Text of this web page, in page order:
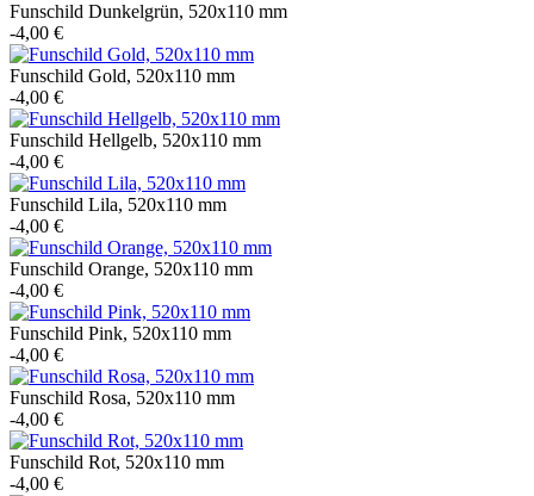
Funschild Dunkelgrün, 520x110 mm
-4,00 €
Funschild Gold, 520x110 mm
-4,00 €
Funschild Hellgelb, 520x110 mm
-4,00 €
Funschild Lila, 520x110 mm
-4,00 €
Funschild Orange, 520x110 mm
-4,00 €
Funschild Pink, 520x110 mm
-4,00 €
Funschild Rosa, 520x110 mm
-4,00 €
Funschild Rot, 520x110 mm
-4,00 €